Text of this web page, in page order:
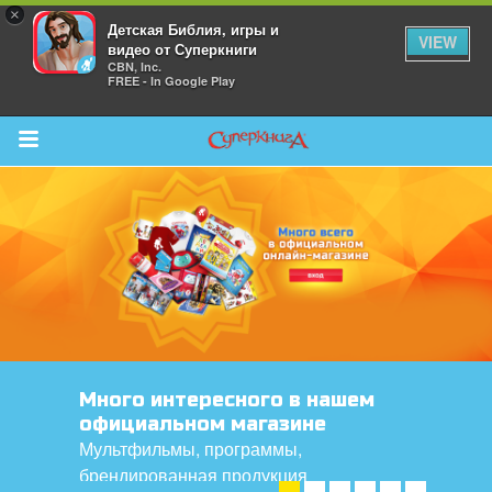
×
Детская Библия, игры и
видео от Суперкниги
CBN, Inc.
FREE - In Google Play
VIEW
Return to Content
Путеводитель по сериям
"Суперкниги"
Любимые герои "Суперкниги"